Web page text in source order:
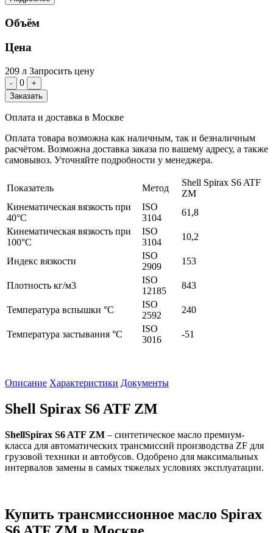
Объём
Цена
209 л Запросить цену
- 0
+
Заказать
Оплата и доставка в Москве
Оплата товара возможна как наличным, так и безналичным
расчётом. Возможна доставка заказа по вашему адресу, а также
самовывоз. Уточняйте подробности у менеджера.
Показатель Метод
Shell Spirax S6 ATF
ZM
Кинематическая вязкость при
40°C
ISO
3104
61,8
Кинематическая вязкость при
100°C
ISO
3104
10,2
Индекс вязкости
ISO
2909
153
Плотность кг/м3
ISO
12185
843
Температура вспышки °C
ISO
2592
240
Температура застывания °C
ISO
3016
-51
Описание Характеристики Документы
Shell Spirax S6 ATF ZM
ShellSpirax S6 ATF ZM – синтетическое масло премиум-
класса для автоматических трансмиссий производства ZF для
грузовой техники и автобусов. Одобрено для максимальных
интервалов замены в самых тяжелых условиях эксплуатации.
Купить трансмиссионное масло Spirax